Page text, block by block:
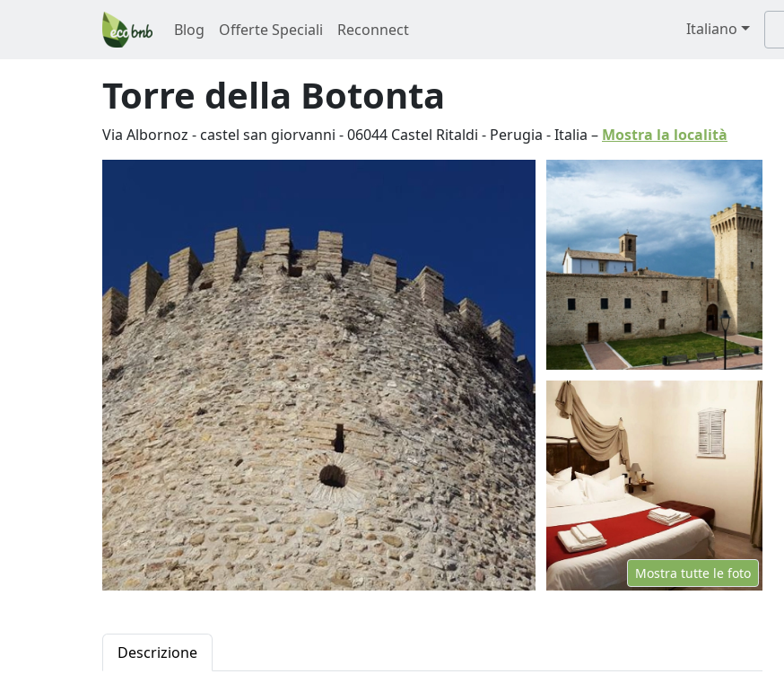
Blog Offerte Speciali Reconnect Italiano
Torre della Botonta
Via Albornoz - castel san giorvanni -06044 Castel Ritaldi - Perugia -Italia – Mostra la località
Mostra tutte le foto
Descrizione